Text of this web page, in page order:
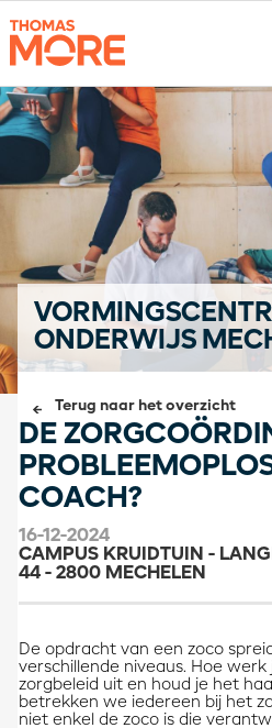
ONDERWIJS
Terug naar het overzicht
DE
COACH?
16-12-2024
CAMPUS KRUIDTUIN -
44 - 2800 MECHELEN
​​​​De opdracht van een zoco
verschillende niveaus. Hoe werk
zorgbeleid uit en houd je het
betrekken we iedereen bij het
niet enkel de zoco is die